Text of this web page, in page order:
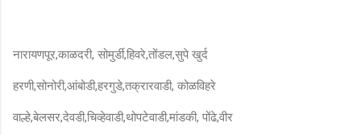
नारायणपूर,काळदरी, सोमुर्डी,हिवरे,तोंडल,सुपे खुर्द
हरणी,सोनोरी,आंबोडी,हरगुडे,तक्रारवाडी, कोळविहरे
वाल्हे,बेलसर,देवडी,चिव्हेवाडी,थोपटेवाडी,मांडकी, पोंढे,वीर